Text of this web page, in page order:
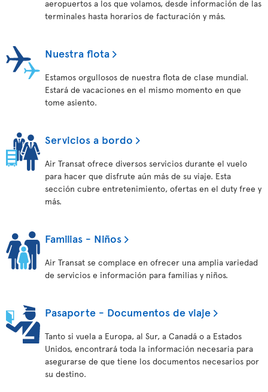
aeropuertos a los que volamos, desde información de las
terminales hasta horarios de facturación y más.
Nuestra flota
Estamos orgullosos de nuestra flota de clase mundial.
Estará de vacaciones en el mismo momento en que
tome asiento.
Servicios a bordo
Air Transat ofrece diversos servicios durante el vuelo
para hacer que disfrute aún más de su viaje. Esta
sección cubre entretenimiento, ofertas en el duty free y
más.
Familias - Niños
Air Transat se complace en ofrecer una amplia variedad
de servicios e información para familias y niños.
Pasaporte - Documentos de viaje
Tanto si vuela a Europa, al Sur, a Canadá o a Estados
Unidos, encontrará toda la información necesaria para
asegurarse de que tiene los documentos necesarios por
su destino.